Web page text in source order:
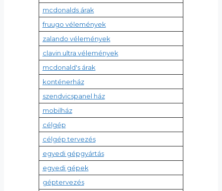
mcdonalds árak
fruugo vélemények
zalando vélemények
clavin ultra vélemények
mcdonald's árak
konténerház
szendvicspanel ház
mobilház
célgép
célgép tervezés
egyedi gépgyártás
egyedi gépek
géptervezés